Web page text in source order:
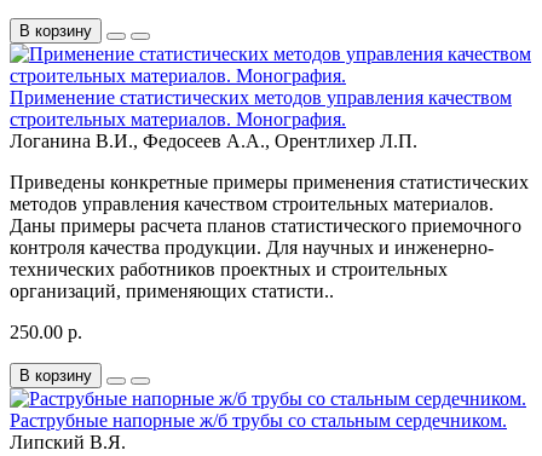
В корзину
Применение статистических методов управления качеством
строительных материалов. Монография.
Логанина В.И., Федосеев А.А., Орентлихер Л.П.
Приведены конкретные примеры применения статистических
методов управления качеством строительных материалов.
Даны примеры расчета планов статистического приемочного
контроля качества продукции. Для научных и инженерно-
технических работников проектных и строительных
организаций, применяющих статисти..
250.00 р.
В корзину
Раструбные напорные ж/б трубы со стальным сердечником.
Липский В.Я.